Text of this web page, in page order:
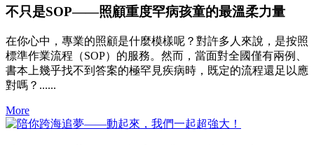
不只是SOP——照顧重度罕病孩童的最溫柔力量
在你心中，專業的照顧是什麼模樣呢？對許多人來說，是按照
標準作業流程（SOP）的服務。然而，當面對全國僅有兩例、
書本上幾乎找不到答案的極罕見疾病時，既定的流程還足以應
對嗎？......
More